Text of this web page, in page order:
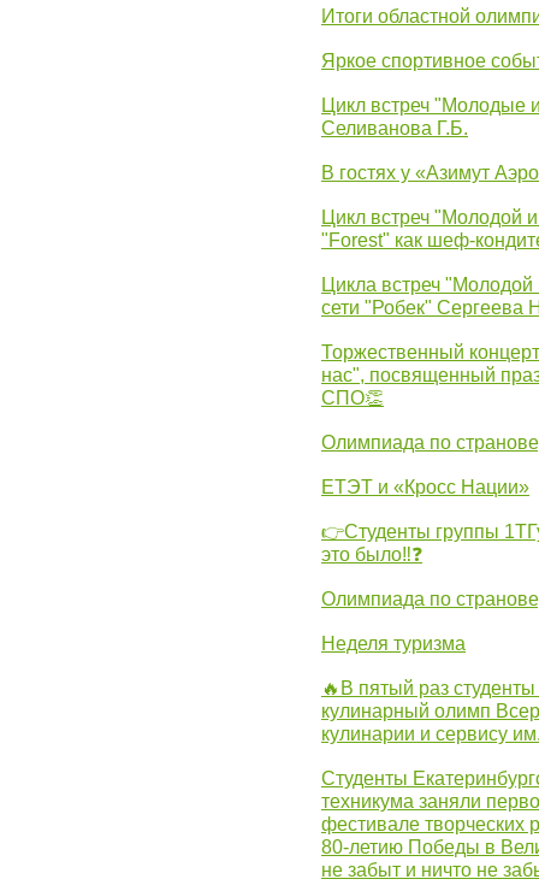
Итоги областной
Яркое спортивное
Цикл встреч "Молодые
Селиванова Г.Б.
В гостях у «Азимут
Цикл встреч "Молодой
"Forest" как шеф-
Цикла встреч
сети "Робек" Сергеева
Торжественный
нас", посвященный
СПО👏
Олимпиада по
ЕТЭТ и «Кросс Нации»
👉Студенты группы
это было‼❓
Олимпиада по
Неделя туризма
🔥В пятый раз
кулинарный олимп
кулинарии и сервису
Студенты
техникума заняли
фестивале
80-летию Победы в
не забыт и ничто не